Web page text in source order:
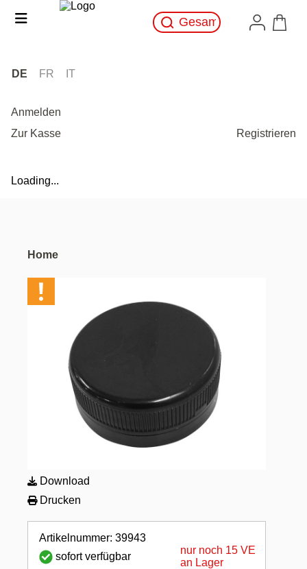
DE FR IT
Anmelden
Zur Kasse
Registrieren
Loading...
Home
Download
Drucken
Artikelnummer: 39943
sofort verfügbar
nur noch 15 VE
an Lager